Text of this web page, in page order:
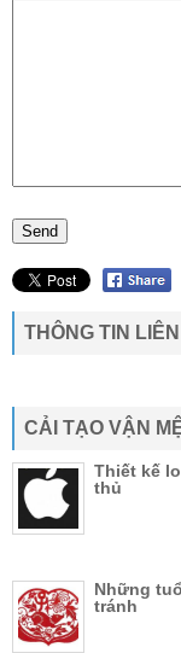
THÔNG TIN
CẢI TẠO VẬN
Thiết kế
thủ
Những
tránh